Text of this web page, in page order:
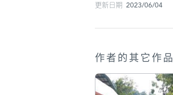
更新日期 2023/06/04
作者的其它作品